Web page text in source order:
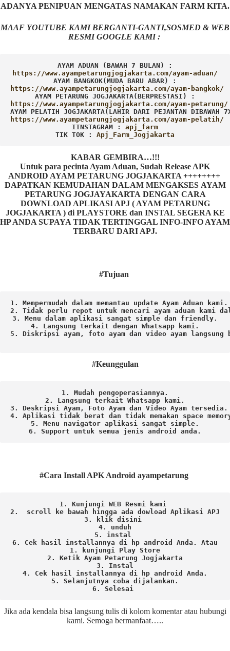
ADANYA PENIPUAN MENGATAS NAMAKAN FARM KITA.
MAAF YOUTUBE KAMI BERGANTI-GANTI,SOSMED & WEB
RESMI GOOGLE KAMI :
AYAM ADUAN (BAWAH 7 BULAN) :
AYAM BANGKOK(MUDA BARU ABAR) :
AYAM PETARUNG JOGJAKARTA(BERPRESTASI) :
AYAM PELATIH JOGJAKARTA(LAHIR DARI PEJANTAN DIBAWAH
IINSTAGRAM :
TIK TOK : Apj_Farm_Jogjakarta
KABAR GEMBIRA…!!!
Untuk para pecinta Ayam Aduan, Sudah Release APK
ANDROID AYAM PETARUNG JOGJAKARTA ++++++++
DAPATKAN KEMUDAHAN DALAM MENGAKSES AYAM
PETARUNG JOGJAYAKARTA DENGAN CARA
DOWNLOAD APLIKASI APJ ( AYAM PETARUNG
JOGJAKARTA ) di PLAYSTORE dan INSTAL SEGERA KE
HP ANDA SUPAYA TIDAK TERTINGGAL INFO-INFO AYAM
TERBARU DARI APJ.
#Tujuan
1. Mempermudah dalam memantau update Ayam Aduan kami.
2. Tidak perlu repot untuk mencari ayam aduan kami
3. Menu dalam aplikasi sangat simple dan friendly.
4. Langsung terkait dengan Whatsapp kami.
5. Diskripsi ayam, foto ayam dan video ayam
#Keunggulan
1. Mudah pengoperasiannya.
2. Langsung terkait Whatsapp kami.
3. Deskripsi Ayam, Foto Ayam dan Video Ayam tersedia.
4. Aplikasi tidak berat dan tidak memakan space
5. Menu navigator aplikasi sangat simple.
6. Support untuk semua jenis android anda.
#Cara Install APK Android ayampetarung
1. Kunjungi WEB Resmi kami
2.  scroll ke bawah hingga ada dowload Aplikasi APJ
3. klik disini
4. unduh
5. instal
6. Cek hasil installannya di hp android Anda. Atau
1. kunjungi Play Store
2. Ketik Ayam Petarung Jogjakarta
3. Instal
4. Cek hasil installannya di hp android Anda.
5. Selanjutnya coba dijalankan.
6. Selesai
Jika ada kendala bisa langsung tulis di kolom komentar atau hubungi
kami. Semoga bermanfaat…..